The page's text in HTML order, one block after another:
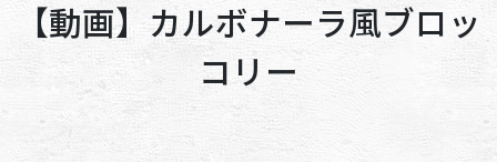
【動画】カルボナーラ風ブロッ
コリー